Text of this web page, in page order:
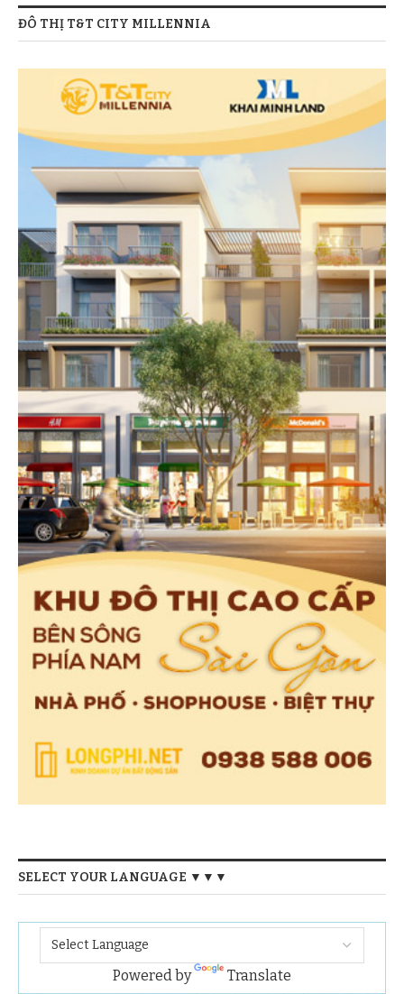
ĐÔ THỊ T&T CITY MILLENNIA
SELECT YOUR LANGUAGE ▼▼▼
Powered by Translate